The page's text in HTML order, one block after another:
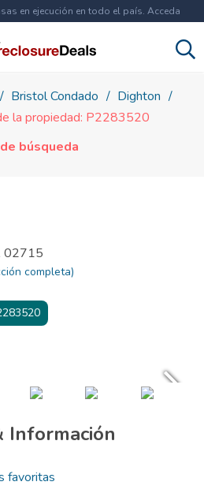
en ejecución en todo el país. Acceda
a
Bristol Condado
Dighton
la propiedad: P2283520
búsqueda
02715
completa)
Información
favoritas